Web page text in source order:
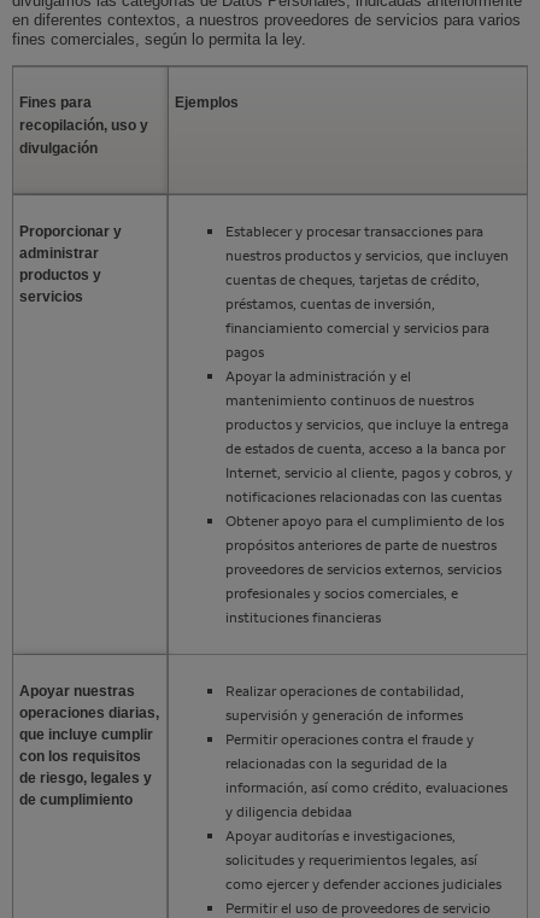
en diferentes contextos, a nuestros proveedores de servicios para varios
fines comerciales, según lo permita la ley.
Skip Table
Fines para
recopilación, uso y
divulgación
Ejemplos
Proporcionar y
administrar
productos y
servicios
Establecer y procesar transacciones para
nuestros productos y servicios, que incluyen
cuentas de cheques, tarjetas de crédito,
préstamos, cuentas de inversión,
financiamiento comercial y servicios para
pagos
Apoyar la administración y el
mantenimiento continuos de nuestros
productos y servicios, que incluye la entrega
de estados de cuenta, acceso a la banca por
Internet, servicio al cliente, pagos y cobros, y
notificaciones relacionadas con las cuentas
Obtener apoyo para el cumplimiento de los
propósitos anteriores de parte de nuestros
proveedores de servicios externos, servicios
profesionales y socios comerciales, e
instituciones financieras
Apoyar nuestras
operaciones diarias,
que incluye cumplir
con los requisitos
de riesgo, legales y
de cumplimiento
Realizar operaciones de contabilidad,
supervisión y generación de informes
Permitir operaciones contra el fraude y
relacionadas con la seguridad de la
información, así como crédito, evaluaciones
y diligencia debidaa
Apoyar auditorías e investigaciones,
solicitudes y requerimientos legales, así
como ejercer y defender acciones judiciales
Permitir el uso de proveedores de servicio